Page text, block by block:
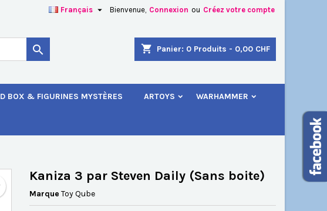
Bienvenue, Connexion ou Créez votre compte
Français 
shopping_cart Panier: 0 Produits - 0,00 CHF

BOX & FIGURINES MYSTÈRES ARTOYS WARHAMMER
Kaniza 3 par Steven Daily (Sans boite)
Marque Toy Qube
liste d'envies.
Connexion